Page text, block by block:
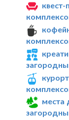
места